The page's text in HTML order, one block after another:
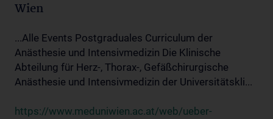
Wien
...Alle Events Postgraduales Curriculum der
Anästhesie und Intensivmedizin Die Klinische
Abteilung für Herz-, Thorax-, Gefäßchirurgische
Anästhesie und Intensivmedizin der Universitätskli...
https://www.meduniwien.ac.at/web/ueber-